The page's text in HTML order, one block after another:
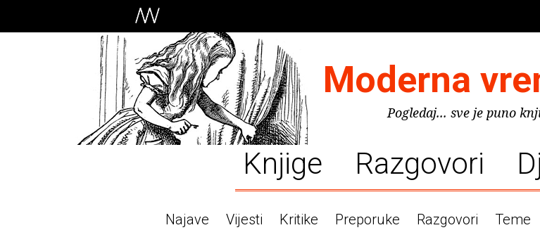
Moderna
Pogledaj... sve je puno
Knjige Razgovori
Najave Vijesti Kritike Preporuke Razgovori Teme